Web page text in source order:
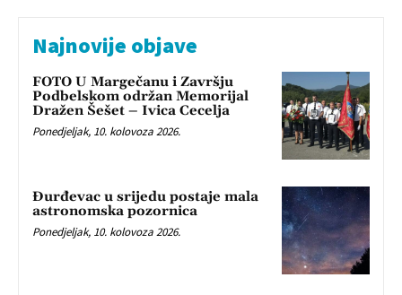
Najnovije objave
FOTO U Margečanu i Završju
Podbelskom održan Memorijal
Dražen Šešet – Ivica Cecelja
Ponedjeljak, 10. kolovoza 2026.
Đurđevac u srijedu postaje mala
astronomska pozornica
Ponedjeljak, 10. kolovoza 2026.